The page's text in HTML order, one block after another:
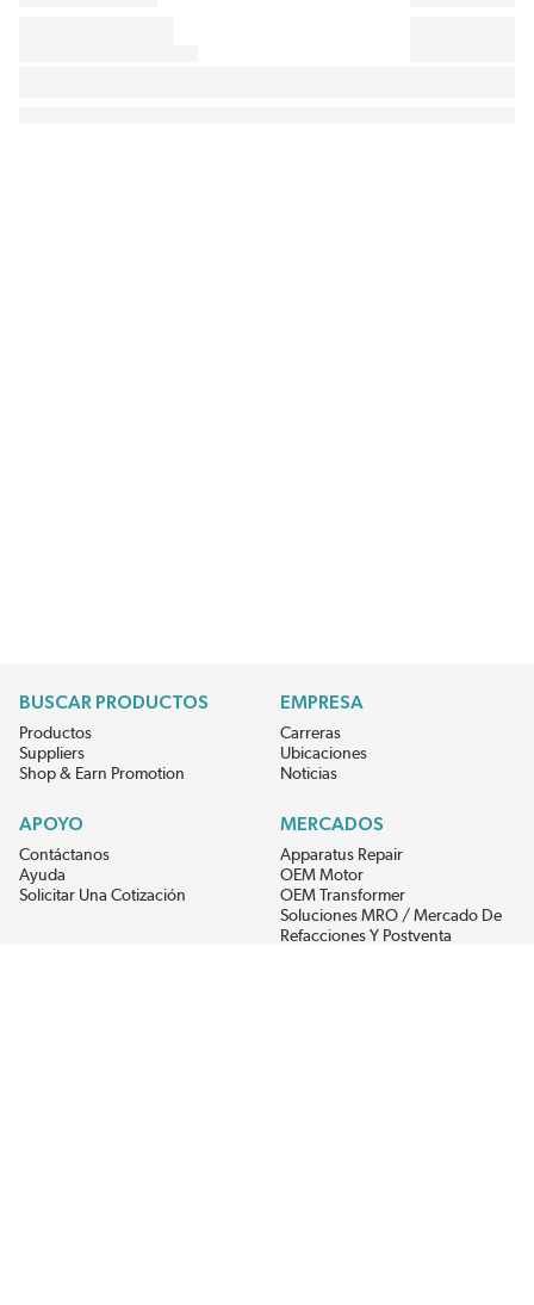
BUSCAR PRODUCTOS
Productos
Suppliers
Shop & Earn Promotion
EMPRESA
Carreras
Ubicaciones
Noticias
APOYO
Contáctanos
Ayuda
Solicitar Una Cotización
MERCADOS
Apparatus Repair
OEM Motor
OEM Transformer
Soluciones MRO / Mercado De
Refacciones Y Postventa